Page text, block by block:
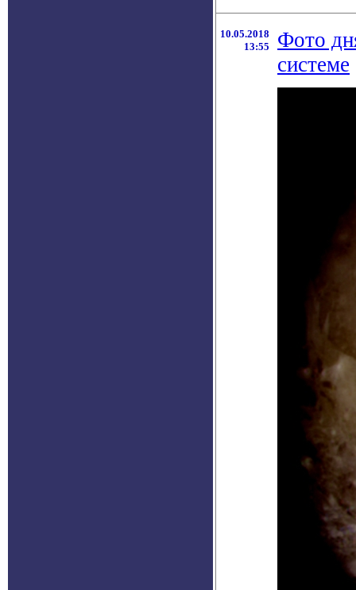
10.05.2018
13:55
Фото
системе